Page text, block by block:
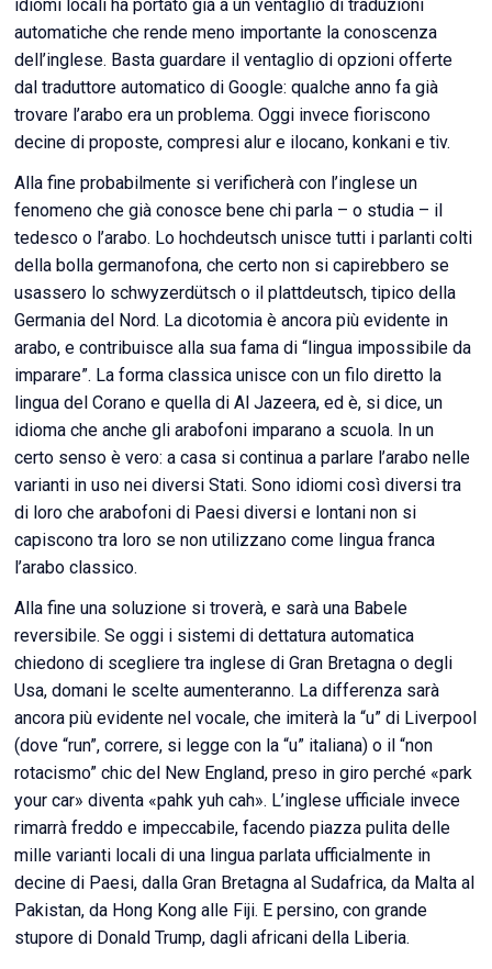
idiomi locali ha portato già a un ventaglio di traduzioni
automatiche che rende meno importante la conoscenza
dell’inglese. Basta guardare il ventaglio di opzioni offerte
dal traduttore automatico di Google: qualche anno fa già
trovare l’arabo era un problema. Oggi invece fioriscono
decine di proposte, compresi alur e ilocano, konkani e tiv.
Alla fine probabilmente si verificherà con l’inglese un
fenomeno che già conosce bene chi parla – o studia – il
tedesco o l’arabo. Lo hochdeutsch unisce tutti i parlanti colti
della bolla germanofona, che certo non si capirebbero se
usassero lo schwyzerdütsch o il plattdeutsch, tipico della
Germania del Nord. La dicotomia è ancora più evidente in
arabo, e contribuisce alla sua fama di “lingua impossibile da
imparare”. La forma classica unisce con un filo diretto la
lingua del Corano e quella di Al Jazeera, ed è, si dice, un
idioma che anche gli arabofoni imparano a scuola. In un
certo senso è vero: a casa si continua a parlare l’arabo nelle
varianti in uso nei diversi Stati. Sono idiomi così diversi tra
di loro che arabofoni di Paesi diversi e lontani non si
capiscono tra loro se non utilizzano come lingua franca
l’arabo classico.
Alla fine una soluzione si troverà, e sarà una Babele
reversibile. Se oggi i sistemi di dettatura automatica
chiedono di scegliere tra inglese di Gran Bretagna o degli
Usa, domani le scelte aumenteranno. La differenza sarà
ancora più evidente nel vocale, che imiterà la “u” di Liverpool
(dove “run”, correre, si legge con la “u” italiana) o il “non
rotacismo” chic del New England, preso in giro perché «park
your car» diventa «pahk yuh cah». L’inglese ufficiale invece
rimarrà freddo e impeccabile, facendo piazza pulita delle
mille varianti locali di una lingua parlata ufficialmente in
decine di Paesi, dalla Gran Bretagna al Sudafrica, da Malta al
Pakistan, da Hong Kong alle Fiji. E persino, con grande
stupore di Donald Trump, dagli africani della Liberia.